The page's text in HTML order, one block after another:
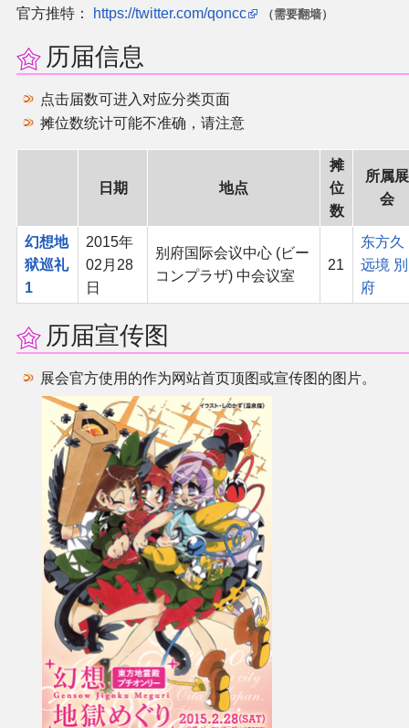
官方推特：
https://twitter.com/qoncc （需要翻墙）
历届信息
点击届数可进入对应分类页面
摊位数统计可能不准确，请注意
日期 地点
摊
位
数
所属展
会
幻想地
狱巡礼
1
2015年
02月28
日
别府国际会议中心 (ビー
コンプラザ) 中会议室
21
东方久
远境 別
府
历届宣传图
展会官方使用的作为网站首页顶图或宣传图的图片。
商业二次创作
同人二次创作
同人社团列表
同人软件列表
同人角色列表
同人视频列表
其他形式同人
THB相关项目
THB策划
THB衍生
THB媒体
THB协力
其他